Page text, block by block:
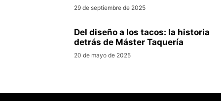
29 de septiembre de 2025
Del diseño a los tacos: la historia
detrás de Máster Taquería
20 de mayo de 2025